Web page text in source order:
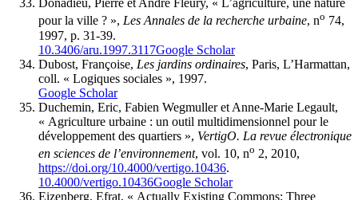
Donadieu, Pierre et André Fleury, « L’agriculture, une nature
pour la ville ? », Les Annales de la recherche urbaine, no 74,
1997, p. 31-39.
10.3406/aru.1997.3117Google Scholar
Dubost, Françoise, Les jardins ordinaires, Paris, L’Harmattan,
coll. « Logiques sociales », 1997.
Google Scholar
Duchemin, Eric, Fabien Wegmuller et Anne-Marie Legault,
« Agriculture urbaine : un outil multidimensionnel pour le
développement des quartiers », VertigO. La revue électronique
en sciences de l’environnement, vol. 10, no 2, 2010,
https://doi.org/10.4000/vertigo.10436.
10.4000/vertigo.10436Google Scholar
Eizenberg, Efrat, « Actually Existing Commons: Three